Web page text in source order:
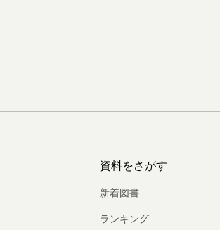
資料をさがす
新着図書
ランキング